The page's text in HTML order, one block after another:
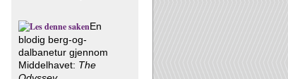
En
blodig berg-og-
dalbanetur gjennom
Middelhavet: The